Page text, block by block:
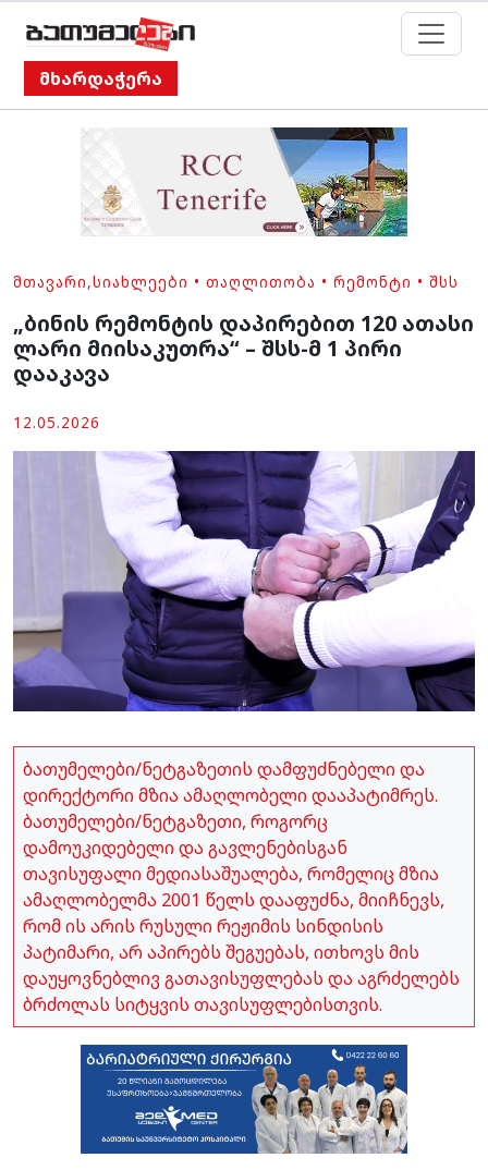
მხარდაჭერა
ᲛᲗᲐᲕᲐᲠᲘ,ᲡᲘᲐᲮᲚᲔᲔᲑᲘ • ᲗᲐᲦᲚᲘᲗᲝᲑᲐ • ᲠᲔᲛᲝᲜᲢᲘ • ᲨᲡᲡ
„ბინის რემონტის დაპირებით 120 ათასი
ლარი მიისაკუთრა“ – შსს-მ 1 პირი
დააკავა
12.05.2026
ბათუმელები/ნეტგაზეთის დამფუძნებელი და
დირექტორი მზია ამაღლობელი დააპატიმრეს.
ბათუმელები/ნეტგაზეთი, როგორც
დამოუკიდებელი და გავლენებისგან
თავისუფალი მედიასაშუალება, რომელიც მზია
ამაღლობელმა 2001 წელს დააფუძნა, მიიჩნევს,
რომ ის არის რუსული რეჟიმის სინდისის
პატიმარი, არ აპირებს შეგუებას, ითხოვს მის
დაუყოვნებლივ გათავისუფლებას და აგრძელებს
ბრძოლას სიტყვის თავისუფლებისთვის.